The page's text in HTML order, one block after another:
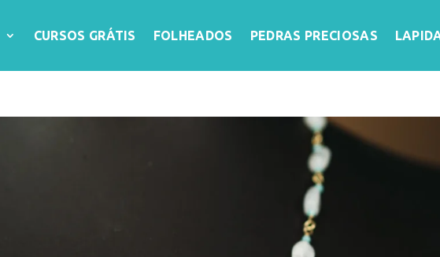
CURSOS GRÁTIS FOLHEADOS PEDRAS PRECIOSAS